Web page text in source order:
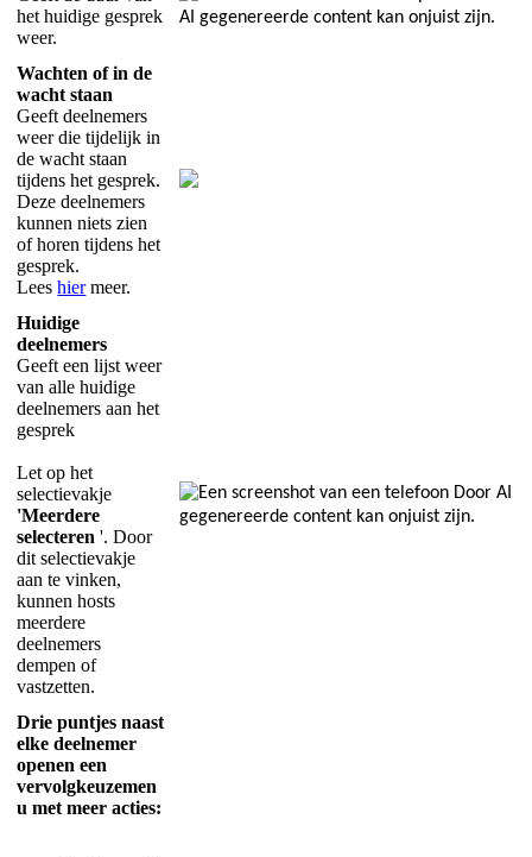
het huidige gesprek
weer.
Wachten of in de
wacht staan
Geeft deelnemers
weer die tijdelijk in
de wacht staan
tijdens het gesprek.
Deze deelnemers
kunnen niets zien
of horen tijdens het
gesprek.
Lees hier meer.
Huidige
deelnemers
Geeft een lijst weer
van alle huidige
deelnemers aan het
gesprek
Let op het
selectievakje
'Meerdere
selecteren '. Door
dit selectievakje
aan te vinken,
kunnen hosts
meerdere
deelnemers
dempen of
vastzetten.
Drie puntjes naast
elke deelnemer
openen een
vervolgkeuzemen
u met meer acties: